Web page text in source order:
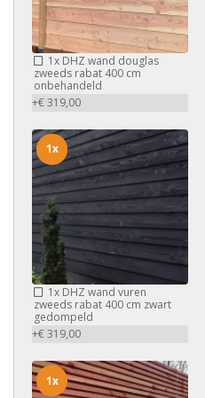
1x DHZ wand douglas
zweeds rabat 400 cm
onbehandeld
+€ 319,00
1x DHZ wand vuren
zweeds rabat 400 cm zwart
gedompeld
+€ 319,00
1x
1x